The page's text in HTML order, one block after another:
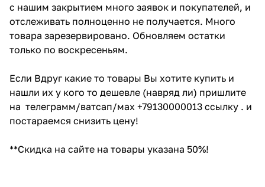
с нашим закрытием много заявок и покупателей, и
отслеживать полноценно не получается. Много
товара зарезервировано. Обновляем остатки
только по воскресеньям.
Если Вдруг какие то товары Вы хотите купить и
нашли их у кого то дешевле (навряд ли) пришлите
на телеграмм/ватсап/мах +79130000013 ссылку . и
постараемся снизить цену!
**Скидка на сайте на товары указана 50%!